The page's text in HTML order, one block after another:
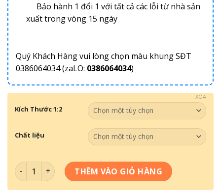
Bảo hành 1 đổi 1 với tất cả các lỗi từ nhà sản
xuất trong vòng 15 ngày
Quý Khách Hàng vui lòng chọn màu khung SĐT
0386064034 (zaLO: 0386064034)
Kích Thước 1:2
Chất liệu
XÓA
Tranh Tráng Gương TG12-066 số lượng
THÊM VÀO GIỎ HÀNG